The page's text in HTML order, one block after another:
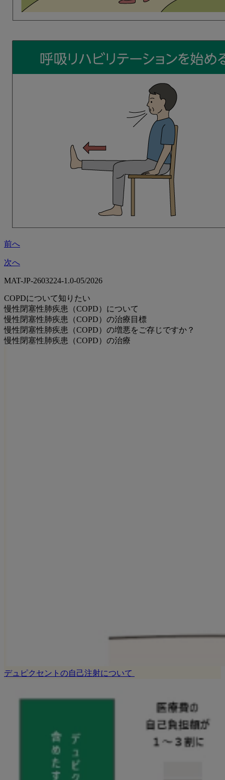
前へ
次へ
MAT-JP-2603224-1.0-05/2026
COPDについて知りたい
慢性閉塞性肺疾患（COPD）について
慢性閉塞性肺疾患（COPD）の治療目標
慢性閉塞性肺疾患（COPD）の増悪をご存じですか？
慢性閉塞性肺疾患（COPD）の治療
デュピクセントの自己注射について